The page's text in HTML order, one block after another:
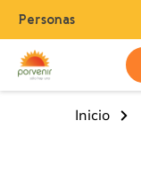
Personas
Inicio